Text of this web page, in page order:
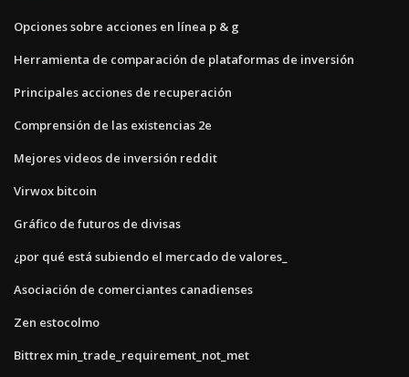
Opciones sobre acciones en línea p & g
Herramienta de comparación de plataformas de inversión
Principales acciones de recuperación
Comprensión de las existencias 2e
Mejores videos de inversión reddit
Virwox bitcoin
Gráfico de futuros de divisas
¿por qué está subiendo el mercado de valores_
Asociación de comerciantes canadienses
Zen estocolmo
Bittrex min_trade_requirement_not_met